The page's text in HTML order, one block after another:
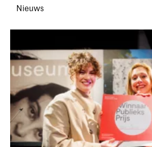
Nieuws